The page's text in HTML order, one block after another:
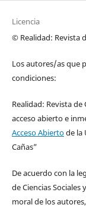
Licencia
© Realidad: Revista
Los autores/as que
condiciones:
Realidad: Revista
acceso abierto e
Acceso Abiertode la
Cañas”
De acuerdo con la
de Ciencias
moral de los